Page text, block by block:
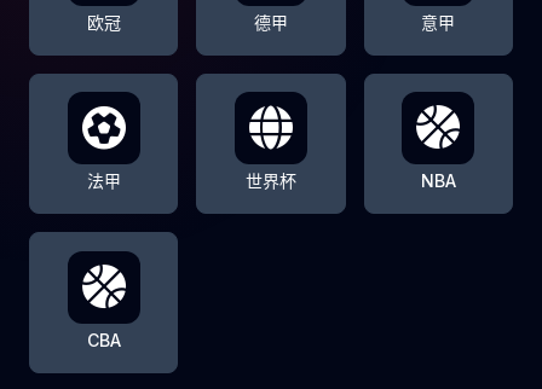
欧冠 德甲 意甲
法甲 世界杯 NBA
CBA